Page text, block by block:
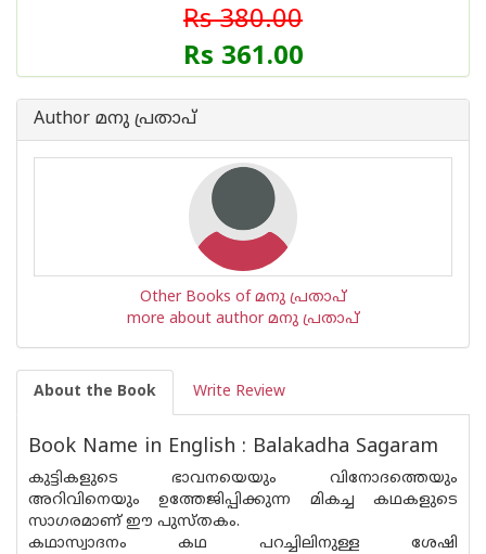
Rs 380.00
Rs 361.00
Author മനു പ്രതാപ്
Other Books of മനു പ്രതാപ്
more about author മനു പ്രതാപ്
About the Book Write Review
Book Name in English : Balakadha Sagaram
കുട്ടികളുടെ ഭാവനയെയും വിനോദത്തെയും
അറിവിനെയും ഉത്തേജിപ്പിക്കുന്ന മികച്ച കഥകളുടെ
സാഗരമാണ് ഈ പുസ്‌തകം.
കഥാസ്വാദനം കഥ പറച്ചിലിനുള്ള ശേഷി